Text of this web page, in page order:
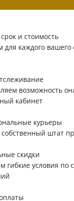
и стоимость
для каждого
возможность
кабинет
курьеры
штат
скидки
гибкие условия по